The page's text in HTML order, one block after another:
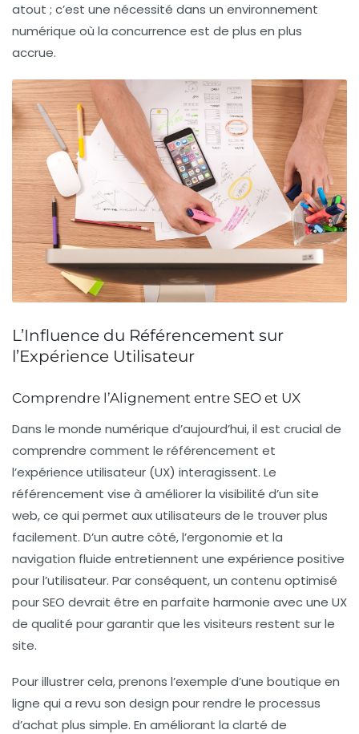
atout ; c’est une nécessité dans un environnement
numérique où la concurrence est de plus en plus
accrue.
L’Influence du Référencement sur
l’Expérience Utilisateur
Comprendre l’Alignement entre SEO et UX
Dans le monde numérique d’aujourd’hui, il est crucial de
comprendre comment le référencement et
l’expérience utilisateur (UX) interagissent. Le
référencement vise à améliorer la visibilité d’un site
web, ce qui permet aux utilisateurs de le trouver plus
facilement. D’un autre côté, l’ergonomie et la
navigation fluide entretiennent une expérience positive
pour l’utilisateur. Par conséquent, un contenu optimisé
pour SEO devrait être en parfaite harmonie avec une UX
de qualité pour garantir que les visiteurs restent sur le
site.
Pour illustrer cela, prenons l’exemple d’une boutique en
ligne qui a revu son design pour rendre le processus
d’achat plus simple. En améliorant la clarté de